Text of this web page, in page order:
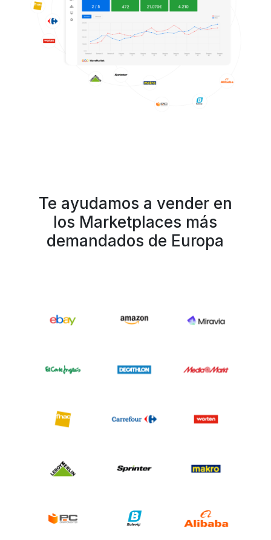
Te ayudamos a vender en
los Marketplaces más
demandados de Europa